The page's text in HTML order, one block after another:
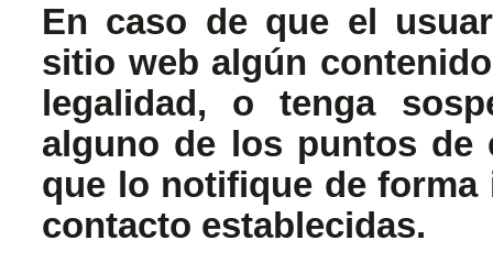
En caso de que el
sitio web algún
legalidad, o tenga
alguno de los puntos de
que lo notifique de forma
contacto establecidas.